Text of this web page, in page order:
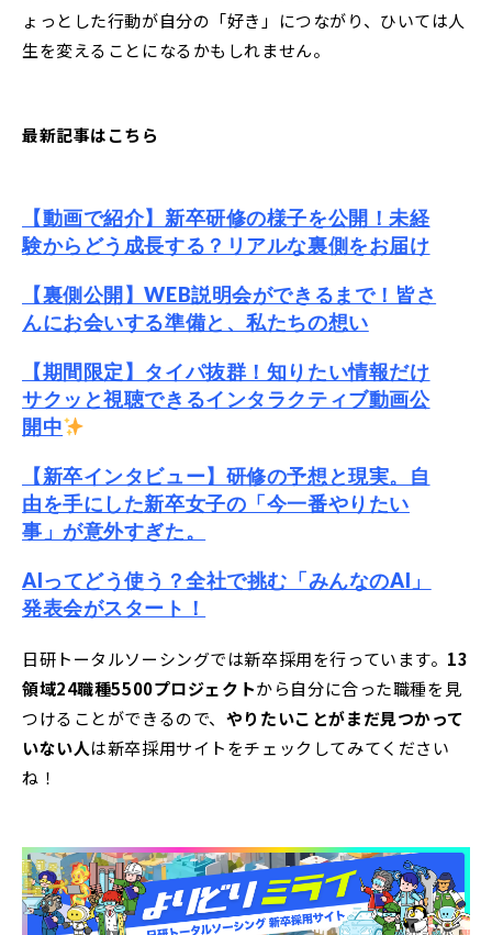
ょっとした行動が自分の「好き」につながり、ひいては人
生を変えることになるかもしれません。
最新記事はこちら
【動画で紹介】新卒研修の様子を公開！未経
験からどう成長する？リアルな裏側をお届け
【裏側公開】WEB説明会ができるまで！皆さ
んにお会いする準備と、私たちの想い
【期間限定】タイパ抜群！知りたい情報だけ
サクッと視聴できるインタラクティブ動画公
開中
【新卒インタビュー】研修の予想と現実。自
由を手にした新卒女子の「今一番やりたい
事」が意外すぎた。
AIってどう使う？全社で挑む「みんなのAI」
発表会がスタート！
日研トータルソーシングでは新卒採用を行っています。 13
領域24職種5500プロジェクトから自分に合った職種を見
つけることができるので、 やりたいことがまだ見つかって
いない人は新卒採用サイトをチェックしてみてください
ね！